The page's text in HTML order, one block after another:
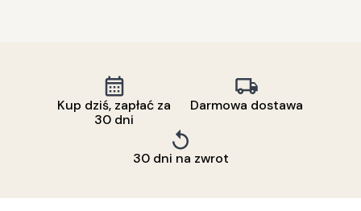
Kup dziś, zapłać za
30 dni
Darmowa dostawa
30 dni na zwrot